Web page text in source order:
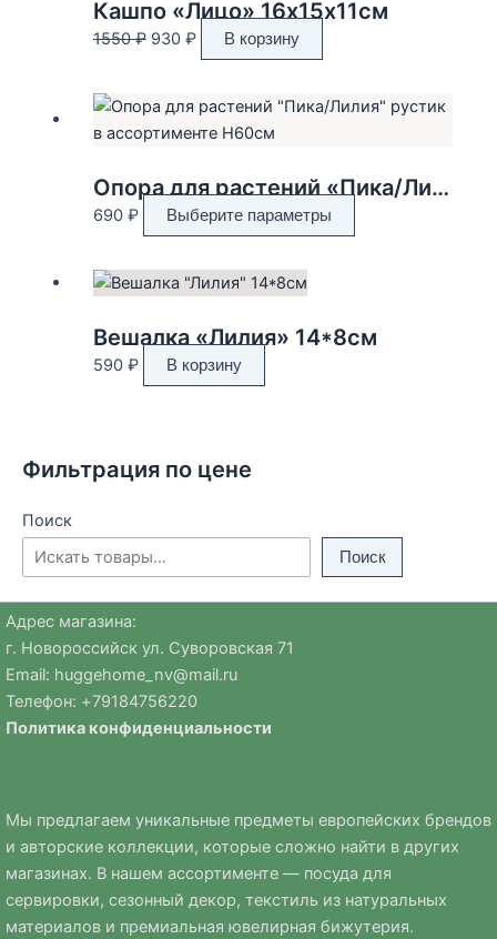
Фильтрация по цене
Поиск
Поиск
Кашпо «Лицо» 16х15х11см
1550₽ Первоначальная
1550 ₽.
930 ₽Текущая
цена:
В корзину
Опора для растений «Пика/Лилия» рустик в ассортименте H60см
690 ₽ Выберите параметры
товар
Опции
Вешалка «Лилия» 14*8см
590 ₽ В корзину
Адрес магазина:
г. Новороссийск ул. Суворовская 71
Email: huggehome_nv@mail.ru
Телефон: +79184756220
Политика конфиденциальности
Мы предлагаем уникальные предметы европейских брендов
и авторские коллекции, которые сложно найти в других
магазинах. В нашем ассортименте — посуда для
сервировки, сезонный декор, текстиль из натуральных
материалов и премиальная ювелирная бижутерия.